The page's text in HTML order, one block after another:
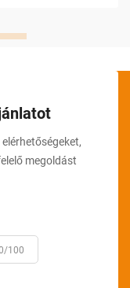
megoldást
100